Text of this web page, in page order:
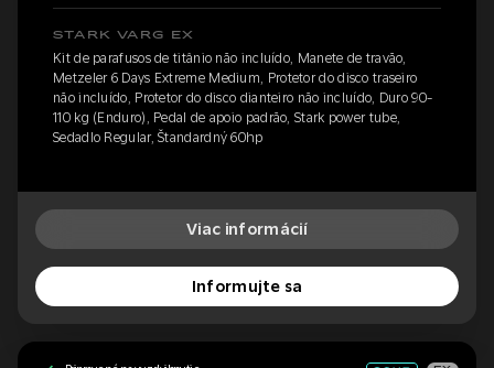
STARK VARG EX
Kit de parafusos de titânio não incluído, Manete de travão,
Metzeler 6 Days Extreme Medium, Protetor do disco traseiro
não incluído, Protetor do disco dianteiro não incluído, Duro 90-
110 kg (Enduro), Pedal de apoio padrão, Stark power tube,
Sedadlo Regular, Štandardný 60hp
Viac informácií
Informujte sa